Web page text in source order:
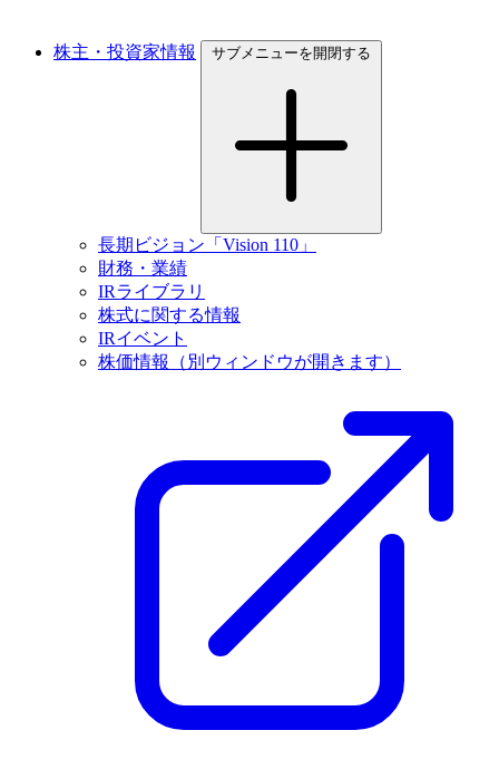
株主・投資家情報 サブメニューを開閉する
長期ビジョン「Vision 110」
財務・業績
IRライブラリ
株式に関する情報
IRイベント
株価情報
（別ウィンドウが開きます）